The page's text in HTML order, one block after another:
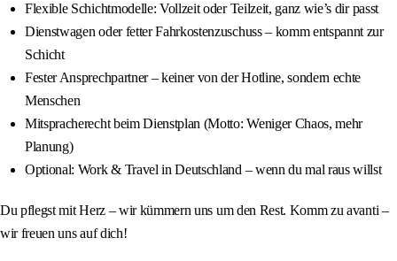
Flexible Schichtmodelle: Vollzeit oder Teilzeit, ganz wie’s dir passt
Dienstwagen oder fetter Fahrkostenzuschuss – komm entspannt zur
Schicht
Fester Ansprechpartner – keiner von der Hotline, sondern echte
Menschen
Mitspracherecht beim Dienstplan (Motto: Weniger Chaos, mehr
Planung)
Optional: Work & Travel in Deutschland – wenn du mal raus willst
Du pflegst mit Herz – wir kümmern uns um den Rest. Komm zu avanti –
wir freuen uns auf dich!